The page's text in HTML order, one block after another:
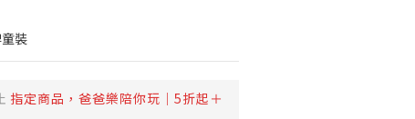
裝
指定商品，爸爸樂陪你玩｜5折起＋